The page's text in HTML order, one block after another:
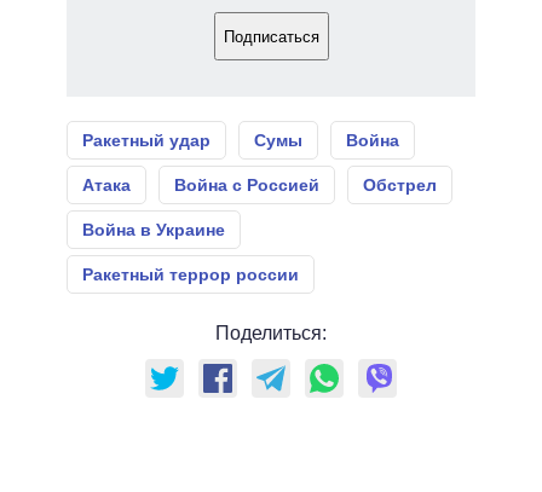
Подписаться
Ракетный удар Сумы Война
Атака Война с Россией Обстрел
Война в Украине
Ракетный террор россии
Поделиться: